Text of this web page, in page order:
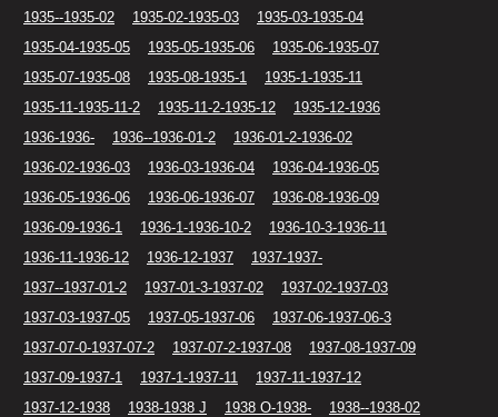
1935--1935-02
1935-02-1935-03
1935-03-1935-04
1935-04-1935-05
1935-05-1935-06
1935-06-1935-07
1935-07-1935-08
1935-08-1935-1
1935-1-1935-11
1935-11-1935-11-2
1935-11-2-1935-12
1935-12-1936
1936-1936-
1936--1936-01-2
1936-01-2-1936-02
1936-02-1936-03
1936-03-1936-04
1936-04-1936-05
1936-05-1936-06
1936-06-1936-07
1936-08-1936-09
1936-09-1936-1
1936-1-1936-10-2
1936-10-3-1936-11
1936-11-1936-12
1936-12-1937
1937-1937-
1937--1937-01-2
1937-01-3-1937-02
1937-02-1937-03
1937-03-1937-05
1937-05-1937-06
1937-06-1937-06-3
1937-07-0-1937-07-2
1937-07-2-1937-08
1937-08-1937-09
1937-09-1937-1
1937-1-1937-11
1937-11-1937-12
1937-12-1938
1938-1938 J 1938 O-1938-
1938--1938-02